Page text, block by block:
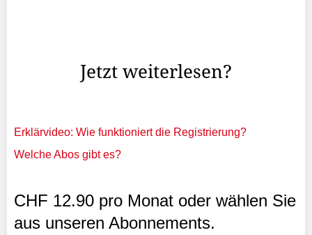
Jetzt weiterlesen?
Erklärvideo: Wie funktioniert die Registrierung?
Welche Abos gibt es?
CHF 12.90 pro Monat oder wählen Sie
aus unseren Abonnements.